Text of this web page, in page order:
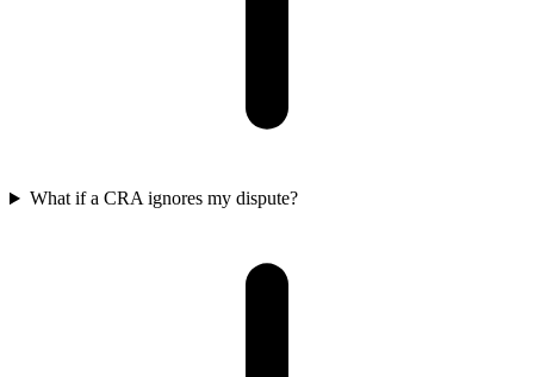
What if a CRA ignores my dispute?